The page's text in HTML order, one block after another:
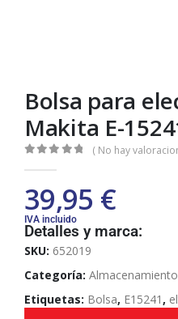
Bolsa para
Makita E-
( No hay
39,95 €
IVA incluido
Detalles y marca:
SKU: 652019
Categoría: Almacenamiento
Etiquetas: Bolsa, E15241,